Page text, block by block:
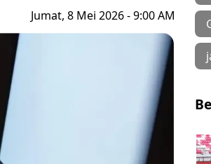
Jumat, 8 Mei 2026 - 9:00 AM